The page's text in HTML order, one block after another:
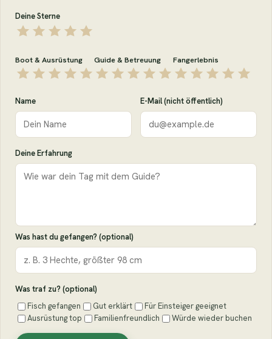
Deine Sterne
Boot & Ausrüstung Guide & Betreuung Fangerlebnis
Name E-Mail (nicht öffentlich)
Deine Erfahrung
Was hast du gefangen? (optional)
Was traf zu? (optional)
Fisch gefangen
Gut erklärt
Für Einsteiger geeignet
Ausrüstung top
Familienfreundlich Würde wieder buchen